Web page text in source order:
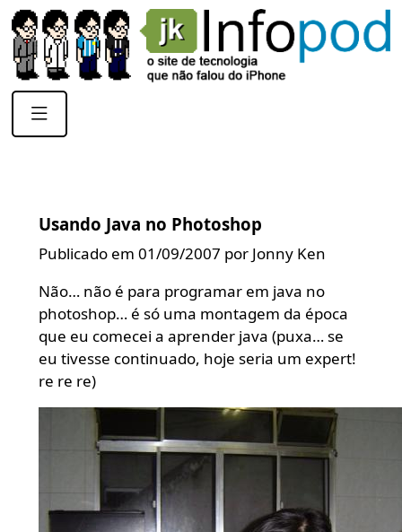
Usando Java no Photoshop
Publicado em 01/09/2007 por Jonny Ken
Não… não é para programar em java no
photoshop… é só uma montagem da época
que eu comecei a aprender java (puxa… se
eu tivesse continuado, hoje seria um expert!
re re re)